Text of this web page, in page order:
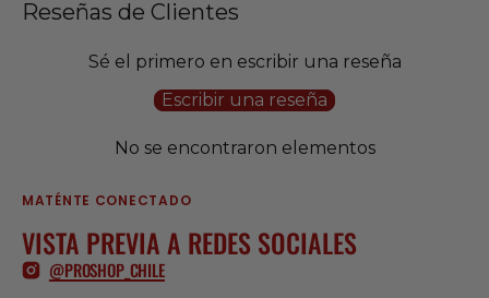
Reseñas de Clientes
Sé el primero en escribir una reseña
Escribir una reseña
No se encontraron elementos
MATÉNTE CONECTADO
VISTA PREVIA A REDES SOCIALES
@PROSHOP_CHILE